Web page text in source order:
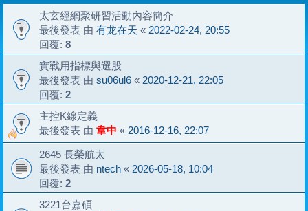
太玄經網聚研習活動內容簡介
最後發表 由 有龙在天 « 2022-02-24, 20:55
回覆: 8
實戰用指標與選股
最後發表 由 su06ul6 « 2020-12-21, 22:05
回覆: 2
主控K線定義
最後發表 由 韋中 « 2016-12-16, 22:07
2645 長榮航太
最後發表 由 ntech « 2026-05-18, 10:04
回覆: 2
3221台嘉碩